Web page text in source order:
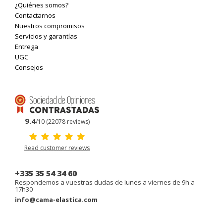
¿Quiénes somos?
Contactarnos
Nuestros compromisos
Servicios y garantías
Entrega
UGC
Consejos
9.4/10 (22078 reviews)
Read customer reviews
+335 35 54 34 60
Respondemos a vuestras dudas de lunes a viernes de 9h a
17h30
info@cama-elastica.com